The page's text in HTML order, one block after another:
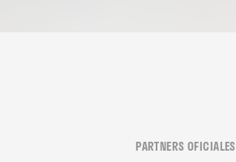
PARTNERS OFICIALES